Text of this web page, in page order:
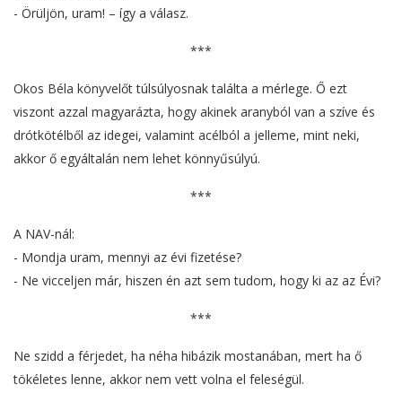
- Örüljön, uram! – így a válasz.
***
Okos Béla könyvelőt túlsúlyosnak találta a mérlege. Ő ezt
viszont azzal magyarázta, hogy akinek aranyból van a szíve és
drótkötélből az idegei, valamint acélból a jelleme, mint neki,
akkor ő egyáltalán nem lehet könnyűsúlyú.
***
A NAV-nál:
- Mondja uram, mennyi az évi fizetése?
- Ne vicceljen már, hiszen én azt sem tudom, hogy ki az az Évi?
***
Ne szidd a férjedet, ha néha hibázik mostanában, mert ha ő
tökéletes lenne, akkor nem vett volna el feleségül.